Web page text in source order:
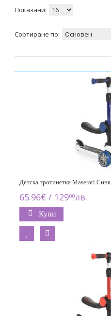
Показани:
Сортиране по:
Детска тротинетка Maserati Синя
65.96€ / 12900лв.
Купи